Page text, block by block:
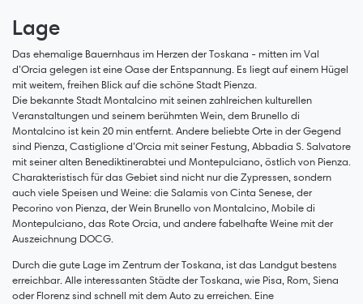
Lage
Das ehemalige Bauernhaus im Herzen der Toskana - mitten im Val
d’Orcia gelegen ist eine Oase der Entspannung. Es liegt auf einem Hügel
mit weitem, freihen Blick auf die schöne Stadt Pienza.
Die bekannte Stadt Montalcino mit seinen zahlreichen kulturellen
Veranstaltungen und seinem berühmten Wein, dem Brunello di
Montalcino ist kein 20 min entfernt. Andere beliebte Orte in der Gegend
sind Pienza, Castiglione d’Orcia mit seiner Festung, Abbadia S. Salvatore
mit seiner alten Benediktinerabtei und Montepulciano, östlich von Pienza.
Charakteristisch für das Gebiet sind nicht nur die Zypressen, sondern
auch viele Speisen und Weine: die Salamis von Cinta Senese, der
Pecorino von Pienza, der Wein Brunello von Montalcino, Mobile di
Montepulciano, das Rote Orcia, und andere fabelhafte Weine mit der
Auszeichnung DOCG.
Durch die gute Lage im Zentrum der Toskana, ist das Landgut bestens
erreichbar. Alle interessanten Städte der Toskana, wie Pisa, Rom, Siena
oder Florenz sind schnell mit dem Auto zu erreichen. Eine